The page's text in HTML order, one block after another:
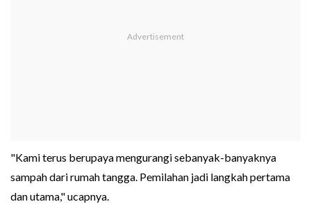
"Kami terus berupaya mengurangi sebanyak-banyaknya
sampah dari rumah tangga. Pemilahan jadi langkah pertama
dan utama," ucapnya.